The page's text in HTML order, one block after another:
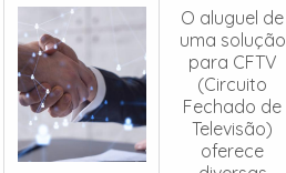
O aluguel de
uma solução
para CFTV
(Circuito
Fechado de
Televisão)
oferece